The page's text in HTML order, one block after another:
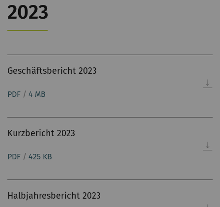
2023
Geschäftsbericht 2023
PDF /4 MB
Kurzbericht 2023
PDF /425 KB
Halbjahresbericht 2023